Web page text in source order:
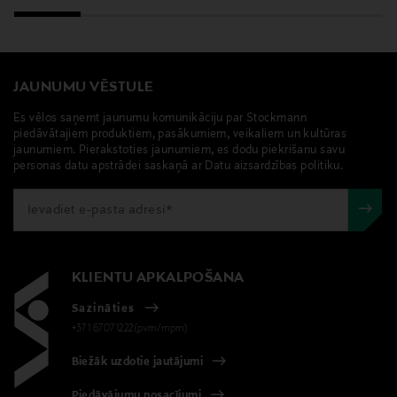
JAUNUMU VĒSTULE
Es vēlos saņemt jaunumu komunikāciju par Stockmann
piedāvātajiem produktiem, pasākumiem, veikaliem un kultūras
jaunumiem. Pierakstoties jaunumiem, es dodu piekrišanu savu
personas datu apstrādei saskaņā ar Datu aizsardzības politiku.
KLIENTU APKALPOŠANA
Sazināties
+371 67071222(pvm/mpm)
Biežāk uzdotie jautājumi